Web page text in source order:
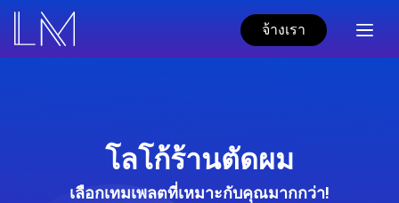
จ้างเรา
โลโก้ร้านตัดผม
เลือกเทมเพลตที่เหมาะกับคุณมากกว่า!